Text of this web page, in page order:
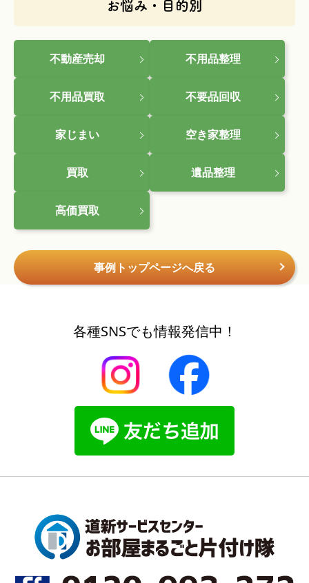
お悩み・目的別
不動産売却 不用品整理
不用品買取 不要品回収
家じまい 空き家整理
買取 遺品整理
高価買取
事例トップページへ戻る
各種SNSでも情報発信中！